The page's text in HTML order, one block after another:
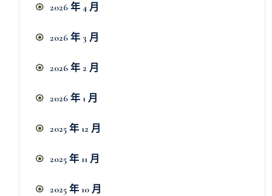
2026 年 4 月
2026 年 3 月
2026 年 2 月
2026 年 1 月
2025 年 12 月
2025 年 11 月
2025 年 10 月